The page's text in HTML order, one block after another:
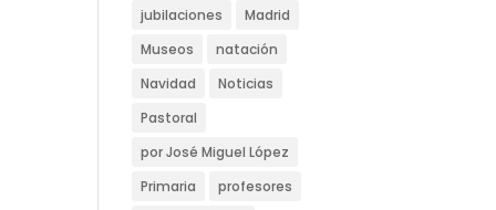
jubilaciones
Madrid
Museos
natación
Navidad
Noticias
Pastoral
por José Miguel López
Primaria
profesores